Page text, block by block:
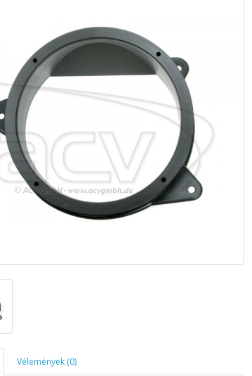
Vélemények (0)